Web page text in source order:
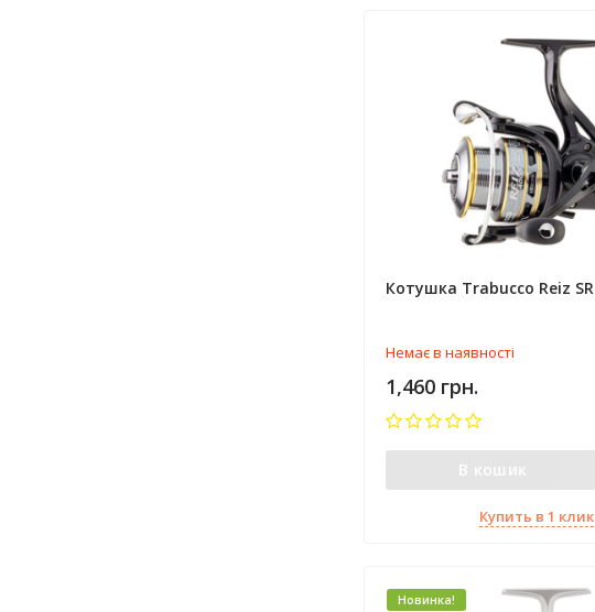
Котушка Trabucco Reiz SR
Немає в наявності
1,460 грн.
В кошик
Купить в 1 клик
Новинка!